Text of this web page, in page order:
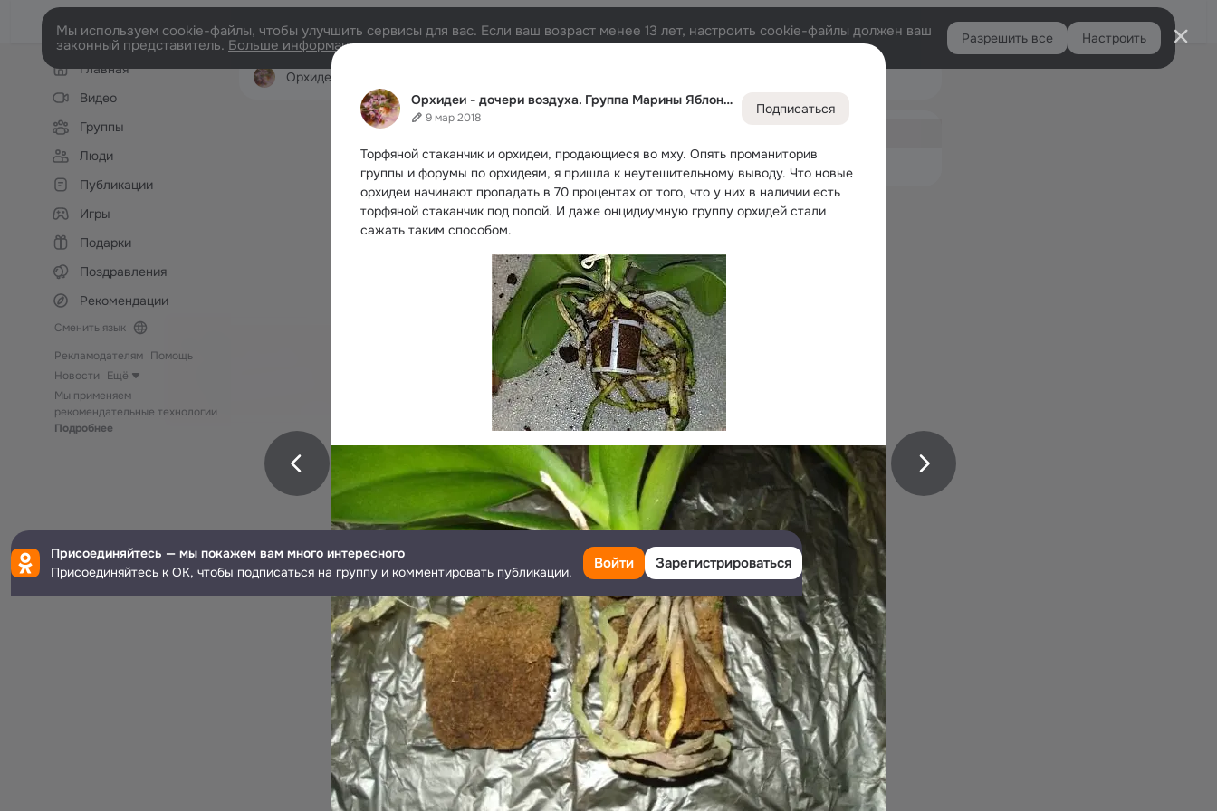
Орхидеи - дочери воздуха. Группа Марины Яблонской
9 мар 2018
Подписаться
Торфяной стаканчик и орхидеи, продающиеся во мху. Опять проманиторив
группы и форумы по орхидеям, я пришла к неутешительному выводу. Что новые
орхидеи начинают пропадать в 70 процентах от того, что у них в наличии есть
торфяной стаканчик под попой. И даже онцидиумную группу орхидей стали
сажать таким способом.
Войти
Мы используем cookie-файлы, чтобы улучшить сервисы для вас. Если ваш возраст менее 13 лет, настроить cookie-файлы должен ваш
законный представитель. Больше информации Разрешить все Настроить
Левая
колонкаГлавная
Видео
Группы
Люди
Публикации
Игры
Подарки
Поздравления
Рекомендации
Сменить язык
Рекламодателям Помощь
Новости
Ещё
Мы применяем
рекомендательные технологии
Подробнее
Орхидеи - дочери воздуха. Группа Марины Яблонской
Дополнительная
Обсуждаемые
Присоединяйтесь — мы покажем вам много интересного
Присоединяйтесь к ОК, чтобы подписаться на группу и комментировать публикации.
Войти Зарегистрироваться